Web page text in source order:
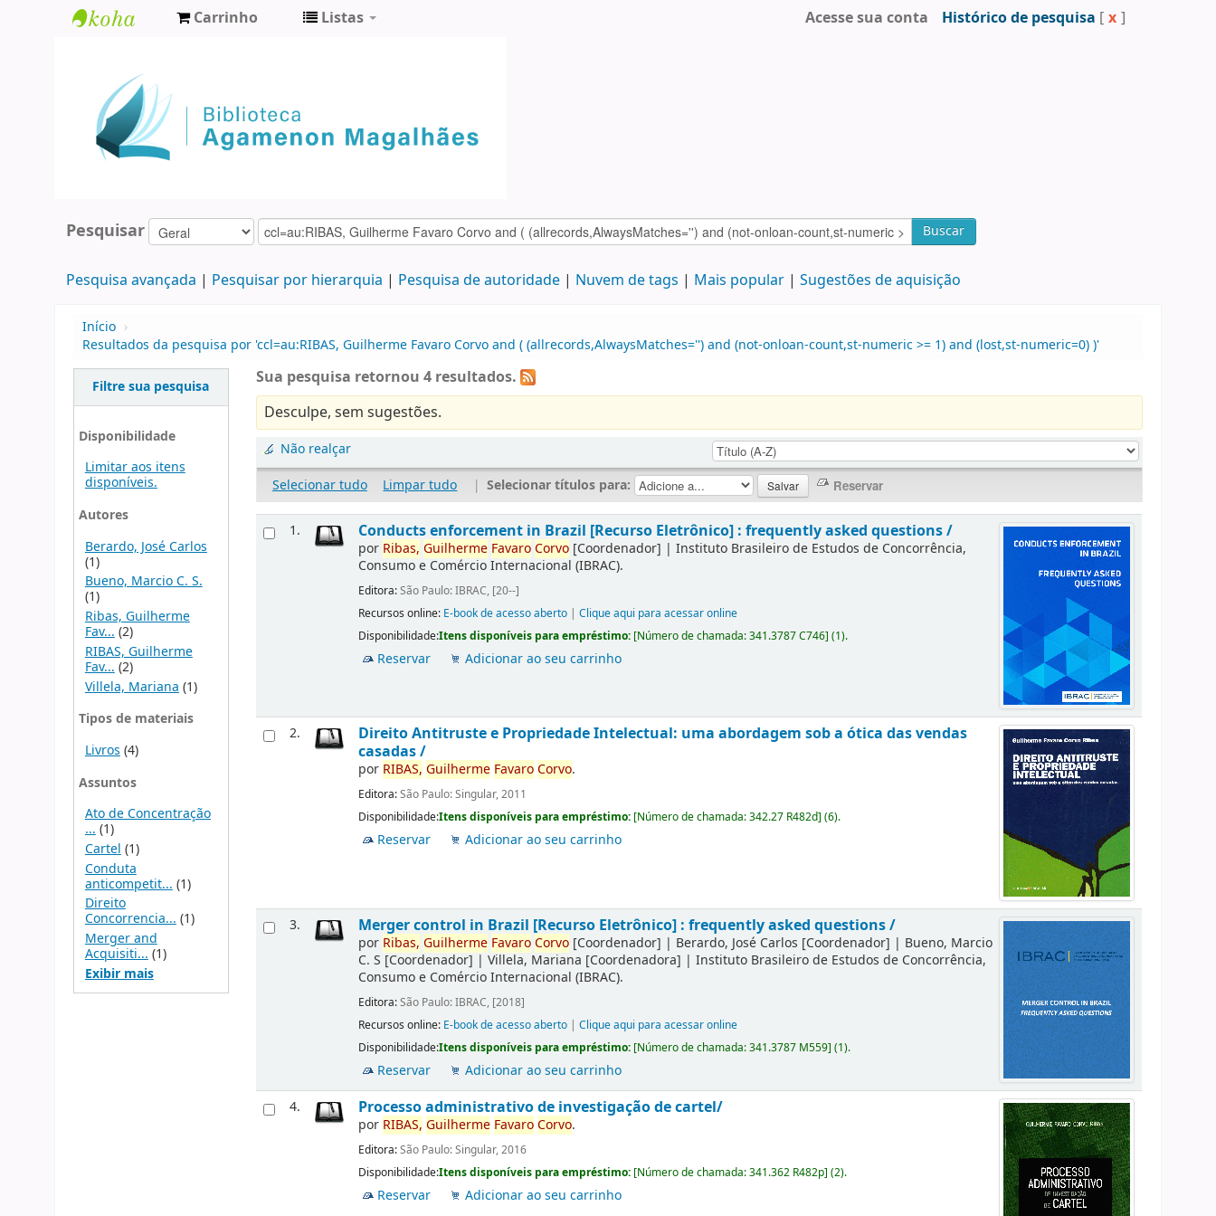
Agamenon
Magalhães
Carrinho Listas Acesse sua conta Histórico de pesquisa [ x ]
Pesquisar Buscar
Pesquisa avançada Pesquisar por hierarquia Pesquisa de autoridade Nuvem de tags Mais popular Sugestões de aquisição
Início ›
Resultados da pesquisa por 'ccl=au:RIBAS, Guilherme Favaro Corvo and ( (allrecords,AlwaysMatches='') and (not-onloan-count,st-numeric >= 1) and (lost,st-numeric=0) )'
Filtre sua pesquisa
Disponibilidade
Limitar aos itens
disponíveis.
Autores
Berardo, José Carlos
(1)
Bueno, Marcio C. S.
(1)
Ribas, Guilherme
Fav... (2)
RIBAS, Guilherme
Fav... (2)
Villela, Mariana (1)
Tipos de materiais
Livros (4)
Assuntos
Ato de Concentração
...(1)
Cartel (1)
Conduta
anticompetit... (1)
Direito
Concorrencia...(1)
Merger and
Acquisiti... (1)
Exibir mais
Sua pesquisa retornou 4 resultados.
Desculpe, sem sugestões.
Não realçar
Selecionar tudo
Limpar tudo | Selecionar títulos para:
1. Conducts enforcement in Brazil [Recurso Eletrônico] : frequently asked questions /
por Ribas, Guilherme FavaroCorvo [Coordenador] |Instituto Brasileiro de Estudos de Concorrência,
Consumo e Comércio Internacional (IBRAC).
Editora:São Paulo: IBRAC, [20--]
Recursos online: E-book de acesso aberto |Clique aqui para acessar online
Disponibilidade:Itens disponíveis para empréstimo: [Número de chamada:341.3787 C746](1).
Reservar Adicionar ao seu carrinho
2.
Direito Antitruste e Propriedade Intelectual: uma abordagem sob a ótica das vendas
casadas /
por RIBAS, Guilherme FavaroCorvo.
Editora:São Paulo: Singular, 2011
Disponibilidade:Itens disponíveis para empréstimo: [Número de chamada:342.27 R482d](6).
Reservar Adicionar ao seu carrinho
3. Merger control in Brazil [Recurso Eletrônico] : frequently asked questions /
por Ribas, Guilherme FavaroCorvo [Coordenador] | Berardo, José Carlos [Coordenador] | Bueno, Marcio
C. S [Coordenador] |Villela, Mariana [Coordenadora] |Instituto Brasileiro de Estudos de Concorrência,
Consumo e Comércio Internacional (IBRAC).
Editora:São Paulo: IBRAC, [2018]
Recursos online: E-book de acesso aberto |Clique aqui para acessar online
Disponibilidade:Itens disponíveis para empréstimo: [Número de chamada:341.3787 M559](1).
Reservar
Adicionar ao seu carrinho
4.
Processo administrativo de investigação de cartel/
por RIBAS, Guilherme FavaroCorvo.
Editora:São Paulo: Singular, 2016
Disponibilidade:Itens disponíveis para empréstimo: [Número de chamada:341.362 R482p](2).
Reservar Adicionar ao seu carrinho